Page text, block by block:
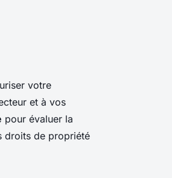
votre
et à vos
pour évaluer la
droits de propriété